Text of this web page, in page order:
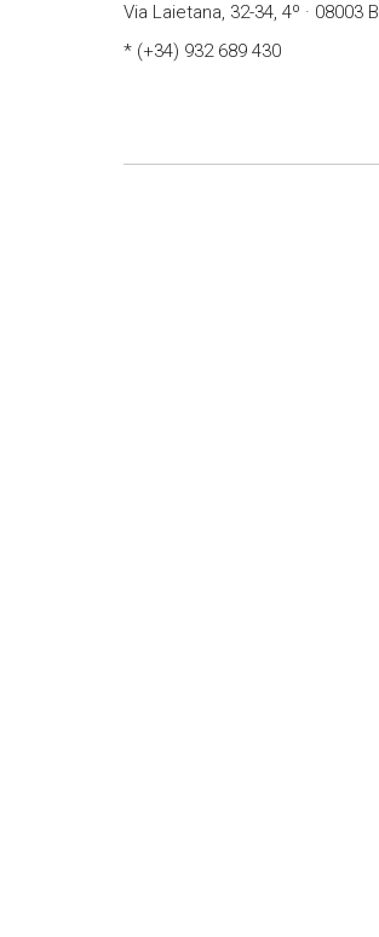
Via Laietana, 32-34, 4º · 08003
* (+34) 932 689 430